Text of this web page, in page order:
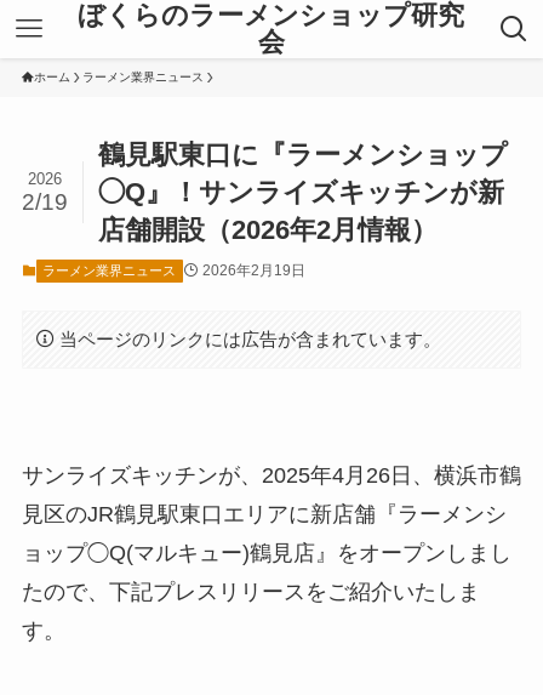
ぼくらのラーメンショップ研究
会
ホーム ラーメン業界ニュース
鶴見駅東口に『ラーメンショップ
◯Q』！サンライズキッチンが新
店舗開設（2026年2月情報）
2026
2/19
ラーメン業界ニュース 2026年2月19日
当ページのリンクには広告が含まれています。
サンライズキッチンが、2025年4月26日、横浜市鶴
見区のJR鶴見駅東口エリアに新店舗『ラーメンシ
ョップ◯Q(マルキュー)鶴見店』をオープンしまし
たので、下記プレスリリースをご紹介いたしま
す。